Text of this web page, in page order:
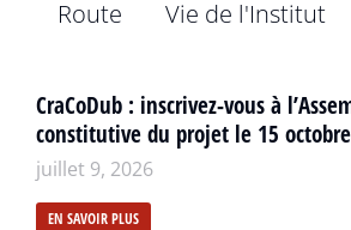
Route
Vie de l'Institut
CraCoDub : inscrivez-vous à
constitutive du projet le 15
juillet 9, 2026
EN SAVOIR PLUS